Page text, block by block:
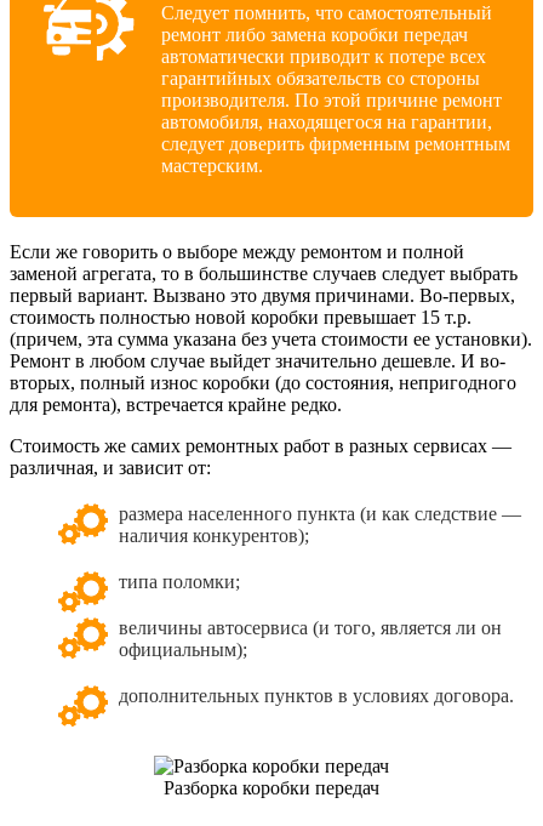
Следует помнить, что самостоятельный
ремонт либо замена коробки передач
автоматически приводит к потере всех
гарантийных обязательств со стороны
производителя. По этой причине ремонт
автомобиля, находящегося на гарантии,
следует доверить фирменным ремонтным
мастерским.
Если же говорить о выборе между ремонтом и полной
заменой агрегата, то в большинстве случаев следует выбрать
первый вариант. Вызвано это двумя причинами. Во-первых,
стоимость полностью новой коробки превышает 15 т.р.
(причем, эта сумма указана без учета стоимости ее установки).
Ремонт в любом случае выйдет значительно дешевле. И во-
вторых, полный износ коробки (до состояния, непригодного
для ремонта), встречается крайне редко.
Стоимость же самих ремонтных работ в разных сервисах —
различная, и зависит от:
размера населенного пункта (и как следствие —
наличия конкурентов);
типа поломки;
величины автосервиса (и того, является ли он
официальным);
дополнительных пунктов в условиях договора.
Разборка коробки передач